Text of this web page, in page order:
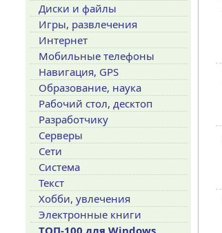
Диски и файлы
Игры, развлечения
Интернет
Мобильные телефоны
Навигация, GPS
Образование, наука
Рабочий стол, десктоп
Разработчику
Серверы
Сети
Система
Текст
Хобби, увлечения
Электронные книги
ТОП-100 для Windows